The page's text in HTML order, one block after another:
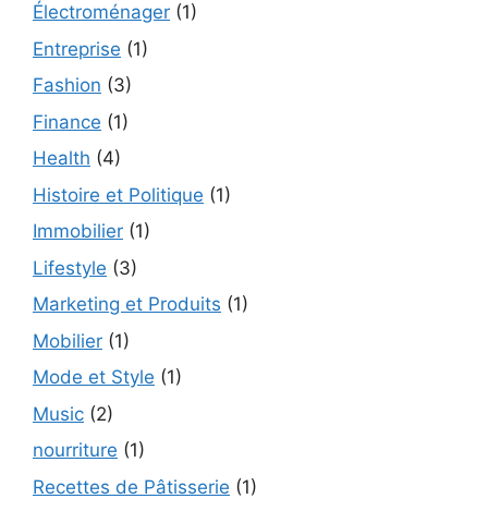
Électroménager (1)
Entreprise (1)
Fashion (3)
Finance (1)
Health (4)
Histoire et Politique (1)
Immobilier (1)
Lifestyle (3)
Marketing et Produits (1)
Mobilier (1)
Mode et Style (1)
Music (2)
nourriture (1)
Recettes de Pâtisserie (1)